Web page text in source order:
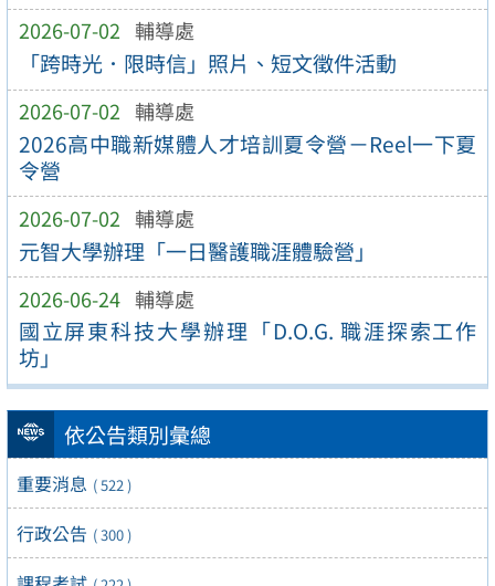
2026-07-02 輔導處
「跨時光．限時信」照片、短文徵件活動
2026-07-02 輔導處
2026高中職新媒體人才培訓夏令營－Reel一下夏
令營
2026-07-02 輔導處
元智大學辦理「一日醫護職涯體驗營」
2026-06-24 輔導處
國立屏東科技大學辦理「D.O.G. 職涯探索工作
坊」
依公告類別彙總
重要消息 ( 522 )
行政公告 ( 300 )